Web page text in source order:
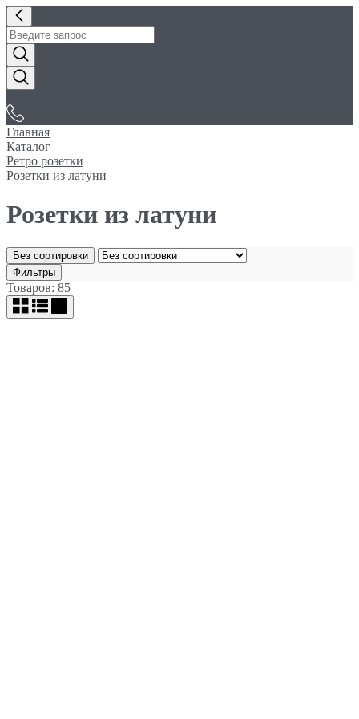
Главная
Каталог
Ретро розетки
Розетки из латуни
Розетки из латуни
Без сортировки
Фильтры
Товаров: 85